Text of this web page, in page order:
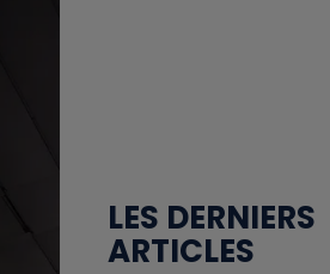
LES DERNIERS
ARTICLES